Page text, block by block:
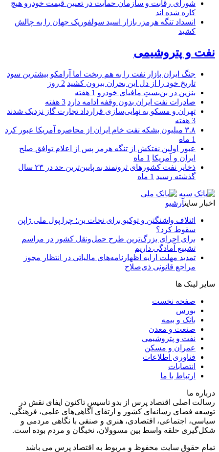
شورای رقابت و سازمان حمایت در تعیین قیمت خودرو هیچ
کاره شده اند
انسداد تنگه هرمز، بازار اسید سولفوریک جهان را به چالش
کشید
نفت و پتروشیمی
جنگ ایران بازار نفت را به هم ریخت اما آرامکو بیشترین سود
تاریخ خود را از دل این بحران بیرون کشید 2 روز
بنزین در بن‌بستِ مافیای خودرو 1 هفته
صادرات نفت ایران بدون وقفه ادامه دارد 3 هفته
تهران و مسکو به نهایی‌سازی قرارداد تجارت گاز نزدیک شدند
3 هفته
۳.۸ میلیون بشکه نفت خام ایران از محاصره آمریکا عبور کرد
1 ماه
عبور اولین نفتکش از تنگه هرمز پس از اعلام توافق صلح
ایران و آمریکا 1 ماه
ذخایر نفت کشورهای ثروتمند به پایین‌ترین حد در ۲۳ سال
گذشته رسید 1 ماه
اخبار سایتآرشیو
ائتلاف واشنگتن و توکیو برای نجات ین؛ چرا پول ملی ژاپن
سقوط کرد؟
برای اجرای بزرگ‌ترین طرح حمل‌ونقل کشور در مراسم
تشییع آمادگی داریم
تمدید مهلت ارایه اظهارنامه‌های مالیاتی در انتظار مجوز
مراجع قانونی ذی‌‏صلاح
سایر لینک ها
صفحه نخست
بورس
بانک و بیمه
صنعت و معدن
نفت و پتروشیمی
عمران و مسکن
فناوری اطلاعات
انتصابات
ارتباط با ما
درباره ما
رسالت اصلی اقتصاد پرس از بدو تاسیس تاکنون ایفای نقش در
توسعه فضای رسانه‌ای کشور و ارتقای آگاهی‌های علمی، فرهنگی،
سیاسی، اجتماعی، اقتصادی، هنری و صنفی با نگاهی مردمی و
شکل‌گیری حلقه واسط بین مسوولان، نخبگان و مردم بوده است.
تمام حقوق سایت محفوظ و مربوط به اقتصاد پرس می باشد